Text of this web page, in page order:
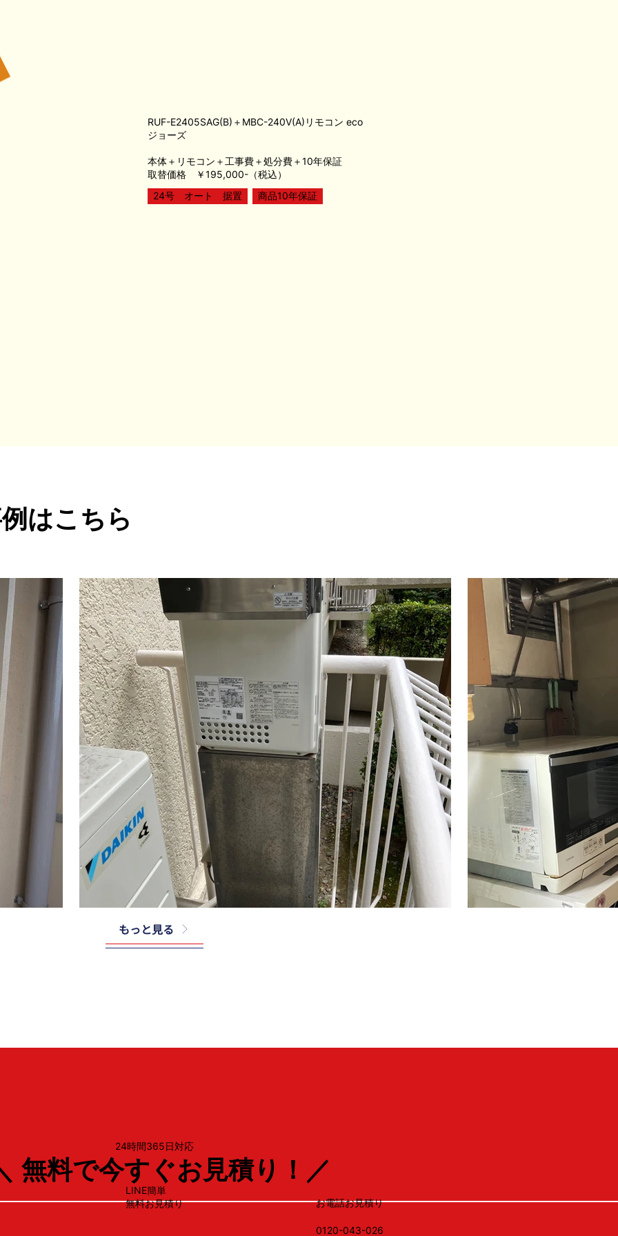
RUF-E2405SAG(B)＋MBC-240V(A)リモコン eco
ジョーズ
本体＋リモコン＋工事費＋処分費＋10年保証
取替価格 ￥195,000-（税込）
24号 オート 据置
商品10年保証
もっと見る
はこちら
LINE簡単
無料お見積り
0120-043-026
お電話お見積り
無料で今すぐお見積り！／
24時間365日対応